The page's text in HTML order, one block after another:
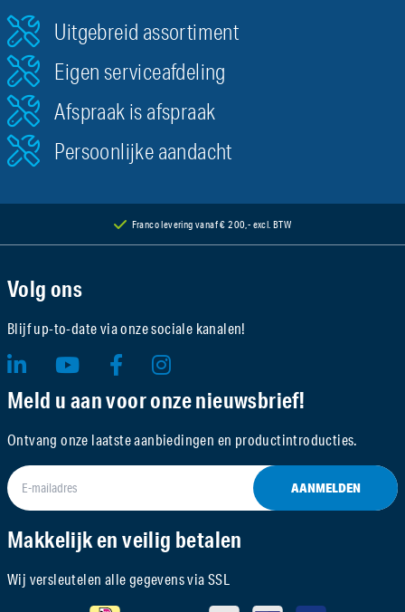
Uitgebreid assortiment
Eigen serviceafdeling
Afspraak is afspraak
Persoonlijke aandacht
Franco levering vanaf € 200,- excl. BTW
Volg ons
Blijf up-to-date via onze sociale kanalen!
Meld u aan voor onze nieuwsbrief!
Ontvang onze laatste aanbiedingen en productintroducties.
AANMELDEN
Makkelijk en veilig betalen
Wij versleutelen alle gegevens via SSL